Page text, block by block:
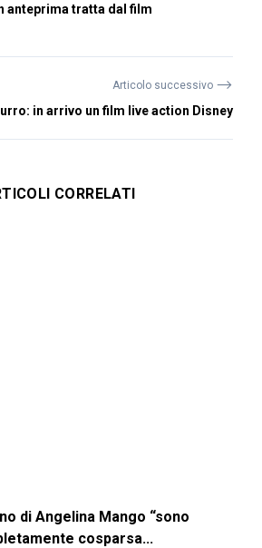
anteprima tratta dal film
Articolo successivo ⟶
in arrivo un film live action Disney
CORRELATI
di Angelina Mango “sono
cosparsa...